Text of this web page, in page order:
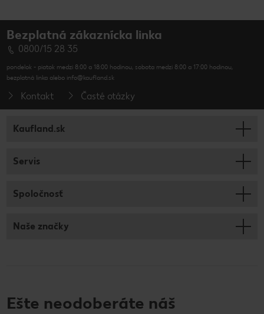
Bezplatná zákaznícka linka
0800/15 28 35
pondelok - piatok medzi 8:00 a 18:00 hodinou, sobota medzi 8:00 a 17:00 hodinou,
bezplatná linka alebo info@kaufland.sk
Kontakt Časté otázky
Kaufland.sk
Servis
Spoločnosť
Naše značky
Ešte neodoberáte náš